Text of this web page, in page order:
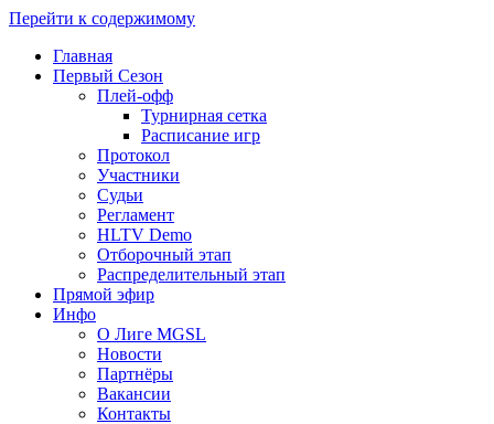
Перейти к содержимому
Главная
Первый Сезон
Плей-офф
Турнирная сетка
Расписание игр
Протокол
Участники
Судьи
Регламент
HLTV Demo
Отборочный этап
Распределительный этап
Прямой эфир
Инфо
О Лиге MGSL
Новости
Партнёры
Вакансии
Контакты